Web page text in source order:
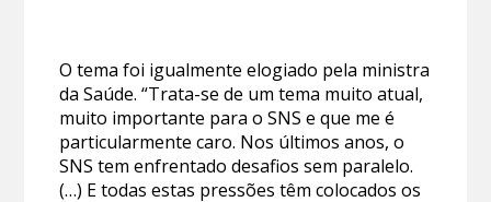
O tema foi igualmente elogiado pela ministra
da Saúde. “Trata-se de um tema muito atual,
muito importante para o SNS e que me é
particularmente caro. Nos últimos anos, o
SNS tem enfrentado desafios sem paralelo.
(…) E todas estas pressões têm colocados os